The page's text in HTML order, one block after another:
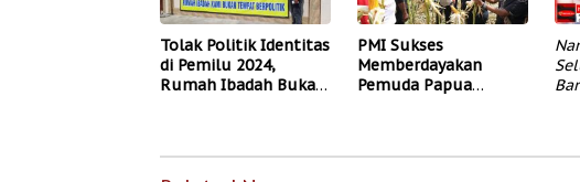
Tolak Politik Identitas
di Pemilu 2024,
Rumah Ibadah Bukan
PMI Sukses
Memberdayakan
Pemuda Papua